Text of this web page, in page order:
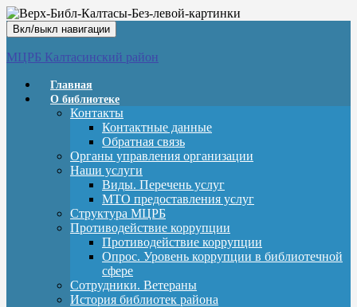
Вкл/выкл навигации
МЦРБ Калтасинский район
Главная
О библиотеке
Контакты
Контактные данные
Обратная связь
Органы управления организации
Наши услуги
Виды. Перечень услуг
МТО предоставления услуг
Структура МЦРБ
Противодействие коррупции
Противодействие коррупции
Опрос. Уровень коррупции в библиотечной
сфере
Сотрудники. Ветераны
История библиотек района